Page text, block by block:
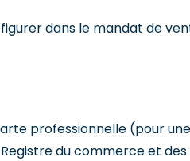
dans le mandat de
professionnelle (pour
du commerce et des